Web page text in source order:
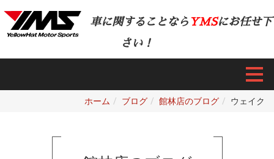
車に関することなら YMSにお任せ下
さい！
ホーム ブログ 館林店のブログ ウェイク